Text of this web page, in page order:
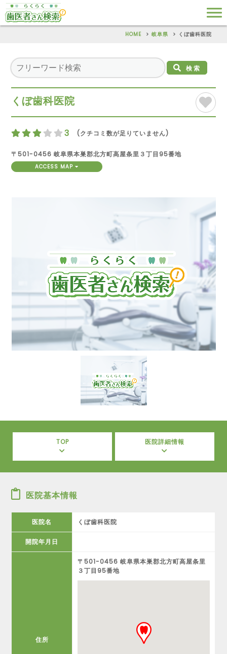
HOME 岐阜県 くぼ歯科医院
検索
くぼ歯科医院
3 (クチコミ数が足りていません)
〒501-0456 岐阜県本巣郡北方町高屋条里３丁目95番地
ACCESS MAP
TOP 医院詳細情報
医院基本情報
医院名 くぼ歯科医院
開院年月日
住所
〒501-0456 岐阜県本巣郡北方町高屋条里
３丁目95番地